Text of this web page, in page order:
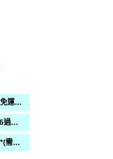
順豐智能櫃或順豐站取件 *買滿$300免運費*
送貨上門 *買滿$600免運費*(需時 2-6過工作天)
偏遠地區送貨上門 *買滿$800免運費*(需時 2-6個工作天)